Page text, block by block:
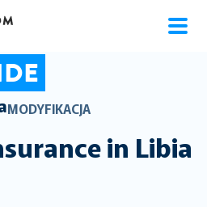
MODYFIKACJA
in Libia